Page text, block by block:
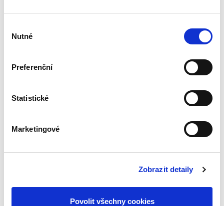
souhlasu
Nutné
Preferenční
Statistické
Marketingové
Zobrazit detaily
Povolit všechny cookies
Sbírka obsahuje v chronologickém pořadí
veřejnost je publikace nepostradatelnou
usnesení ÚS ČR, sv.